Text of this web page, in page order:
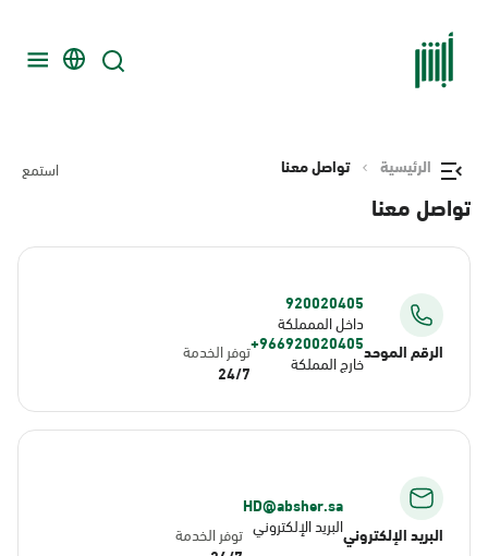
الرئيسية تواصل معنا استمع
تواصل معنا
الرقم الموحد
920020405
داخل الممملكة
966920020405+
خارج المملكة توفر الخدمة
24/7
البريد الإلكتروني
HD@absher.sa
البريد الإلكتروني توفر الخدمة